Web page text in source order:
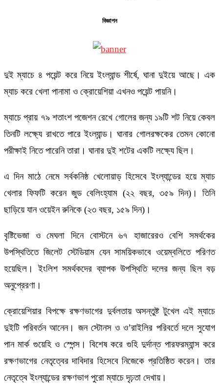
বিজ্ঞাপন
দুই ম্যাচে ৪ পয়েন্ট করে নিয়ে ইংল্যান্ড শীর্ষে, ঘানা দুইয়ে আছে। এক
ম্যাচ করে খেলা পানামা ও ক্রোয়েশিয়া এখনও পয়েন্ট পায়নি।
ম্যাচে প্রায় ৭৯ শতাংশ পজেশন রেখে গোলের জন্য ১৯টি শট নিয়ে কেবল
তিনটি লক্ষ্যে রাখতে পারে ইংল্যান্ড। ঘানার গোলরক্ষকের তেমন কোনো
পরীক্ষাই নিতে পারেনি তারা। ঘানার দুই শটের একটি লক্ষ্যে ছিল।
এ দিন মাঠে নেমে সর্বকনিষ্ঠ খেলোয়াড় হিসেবে ইংল্যান্ডের হয়ে ম্যাচ
খেলার ফিফটি করেন জুড বেলিংহ্যাম (২২ বছর, ৩৫৯ দিন)। তিনি
ছাড়িয়ে যান ওয়েইন রুনিকে (২৩ বছর, ১৫৯ দিন)।
বৃষ্টিভেজা ও মেঘলা দিনে বোস্টনে ৬৭ হাজারেরও বেশি সমর্থকের
উপস্থিতিতে জিলেট স্টেডিয়াম যেন সাময়িকভাবে ওয়েম্বলিতে পরিণত
হয়েছিল। ইংলিশ সমর্থকদের ব্যাপক উপস্থিতি দলের জন্য ছিল বড়
অনুপ্রেরণা।
ক্রোয়েশিয়ার বিপক্ষে রক্ষণভাগের দুর্বলতায় অসন্তুষ্ট টুখেল এই ম্যাচে
দুইটি পরিবর্তন আনেন। জন স্টোনস ও ও’রাইলির পরিবর্তে দলে সুযোগ
পান মার্ক গুয়েহি ও স্পেন্স। বিশেষ করে গুহি দুর্দান্ত পারফরম্যান্স করে
রক্ষণভাগের নেতৃত্বের দাবিদার হিসেবে নিজেকে প্রতিষ্ঠিত করেন। তার
নেতৃত্বে ইংল্যান্ডের রক্ষণভাগ পুরো ম্যাচে দৃঢ়তা দেখায়।